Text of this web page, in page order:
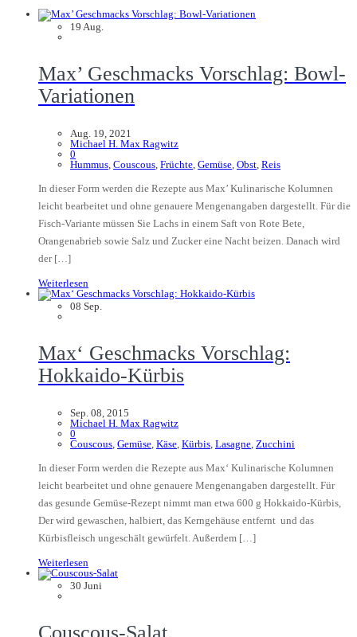
19 Aug.
Max’ Geschmacks Vorschlag: Bowl-
Variationen
Aug. 19, 2021
Michael H. Max Ragwitz
0
Hummus Couscous Früchte Gemüse Obst Reis
In dieser Form werden die Rezepte aus Max’ Kulinarische Kolumnen
leicht bearbeitet und ohne genauere Mengenangaben dargestellt. Für die
Fisch-Variante müssen Sie Lachs in einem Saft von Rote Bete,
Orangenabrieb sowie Salz und Zucker eine Nacht beizen. Danach wird
der […]
Weiterlesen
08 Sep.
Max‘ Geschmacks Vorschlag:
Hokkaido-Kürbis
Sep. 08, 2015
Michael H. Max Ragwitz
0
Couscous Gemüse Käse Kürbis Lasagne Zucchini
In dieser Form werden die Rezepte aus Max‘ Kulinarische Kolumnen
leicht bearbeitet und ohne genauere Mengenangaben dargestellt. Für
das gesunde Gemüse-Rezept nimmt man etwa 600 g Hokkaido-Kürbis,
Der wird gewaschen, halbiert, das Kerngehäuse entfernt und das
Kürbisfleisch ungeschält gewürfelt. Außerdem […]
Weiterlesen
30 Juni